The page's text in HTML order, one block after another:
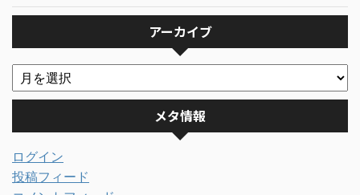
アーカイブ
メタ情報
ログイン
投稿フィード